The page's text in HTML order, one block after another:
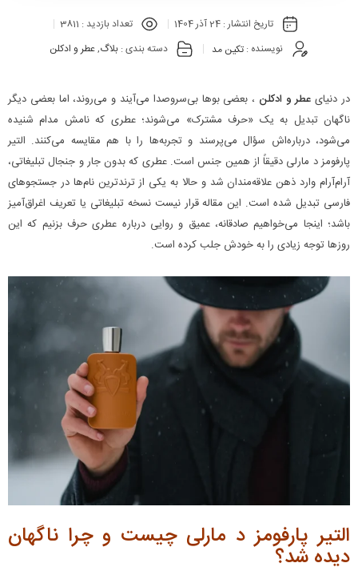
تاریخ انتشار :24 آذر 1404 تعداد بازدید : 3811
نویسنده : تکین مد دسته بندی : بلاگ,عطر و ادکلن
در دنیای عطر و ادکلن ، بعضی بوها بی‌سروصدا می‌آیند و می‌روند، اما بعضی دیگر
ناگهان تبدیل به یک «حرف مشترک» می‌شوند؛ عطری که نامش مدام شنیده
می‌شود، درباره‌اش سؤال می‌پرسند و تجربه‌ها را با هم مقایسه می‌کنند. التیر
پارفومز د مارلی دقیقاً از همین جنس است. عطری که بدون جار و جنجال تبلیغاتی،
آرام‌آرام وارد ذهن علاقه‌مندان شد و حالا به یکی از ترندترین نام‌ها در جستجوهای
فارسی تبدیل شده است. این مقاله قرار نیست نسخه تبلیغاتی یا تعریف اغراق‌آمیز
باشد؛ اینجا می‌خواهیم صادقانه، عمیق و روایی درباره عطری حرف بزنیم که این
روزها توجه زیادی را به خودش جلب کرده است.
التیر پارفومز د مارلی چیست و چرا ناگهان
دیده شد؟